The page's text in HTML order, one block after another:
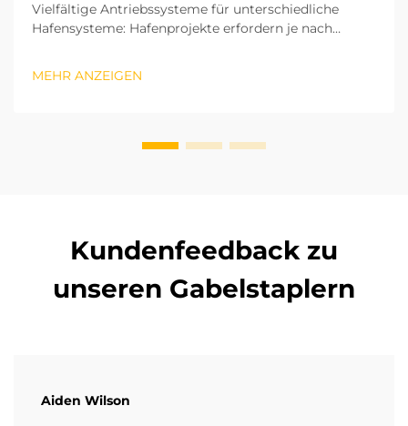
Vielfältige Antriebssysteme für unterschiedliche
Hafensysteme: Hafenprojekte erfordern je nach
Außenlagerung und das Be- und Entladen von Fracht
MEHR ANZEIGEN
Kundenfeedback zu
unseren Gabelstaplern
Aiden Wilson